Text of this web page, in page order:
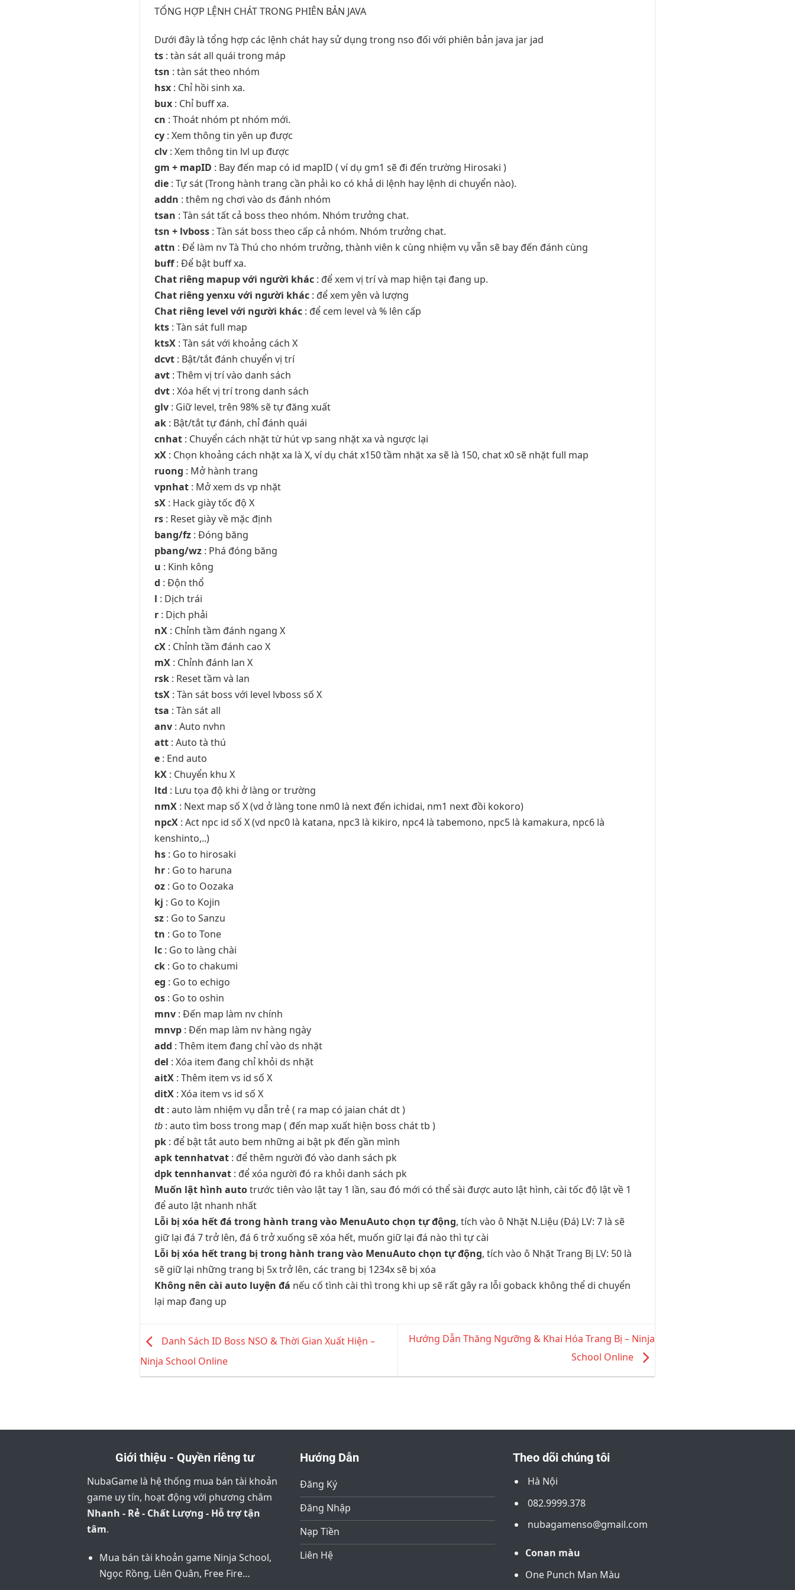
TỔNG HỢP LỆNH CHÁT TRONG PHIÊN BẢN JAVA
Dưới đây là tổng hợp các lệnh chát hay sử dụng trong nso đối với phiên bản java jar jad
ts : tàn sát all quái trong máp
tsn : tàn sát theo nhóm
hsx : Chỉ hồi sinh xa.
bux : Chỉ buff xa.
cn : Thoát nhóm pt nhóm mới.
cy : Xem thông tin yên up được
clv : Xem thông tin lvl up được
gm + mapID : Bay đến map có id mapID ( ví dụ gm1 sẽ đi đến trường Hirosaki )
die : Tự sát (Trong hành trang cần phải ko có khả di lệnh hay lệnh di chuyển nào).
addn : thêm ng chơi vào ds đánh nhóm
tsan : Tàn sát tất cả boss theo nhóm. Nhóm trưởng chat.
tsn + lvboss : Tàn sát boss theo cấp cả nhóm. Nhóm trưởng chat.
attn : Để làm nv Tà Thú cho nhóm trưởng, thành viên k cùng nhiệm vụ vẫn sẽ bay đến đánh cùng
buff: Để bật buff xa.
Chat riêng mapup với người khác : để xem vị trí và map hiện tại đang up.
Chat riêng yenxu với người khác : để xem yên và lượng
Chat riêng level với người khác : để cem level và % lên cấp
kts : Tàn sát full map
ktsX : Tàn sát với khoảng cách X
dcvt : Bật/tắt đánh chuyển vị trí
avt : Thêm vị trí vào danh sách
dvt : Xóa hết vị trí trong danh sách
glv : Giữ level, trên 98% sẽ tự đăng xuất
ak : Bật/tắt tự đánh, chỉ đánh quái
cnhat : Chuyển cách nhặt từ hút vp sang nhặt xa và ngược lại
xX : Chọn khoảng cách nhặt xa là X, ví dụ chát x150 tầm nhặt xa sẽ là 150, chat x0 sẽ nhặt full map
ruong : Mở hành trang
vpnhat : Mở xem ds vp nhặt
sX : Hack giày tốc độ X
rs : Reset giày về mặc định
bang/fz : Đóng băng
pbang/wz : Phá đóng băng
u : Kinh kông
d : Độn thổ
l : Dịch trái
r : Dịch phải
nX : Chỉnh tầm đánh ngang X
cX : Chỉnh tầm đánh cao X
mX : Chỉnh đánh lan X
rsk : Reset tầm và lan
tsX : Tàn sát boss với level lvboss số X
tsa : Tàn sát all
anv : Auto nvhn
att : Auto tà thú
e : End auto
kX : Chuyển khu X
ltd : Lưu tọa độ khi ở làng or trường
nmX : Next map số X (vd ở làng tone nm0 là next đến ichidai, nm1 next đồi kokoro)
npcX : Act npc id số X (vd npc0 là katana, npc3 là kikiro, npc4 là tabemono, npc5 là kamakura, npc6 là
kenshinto,..)
hs : Go to hirosaki
hr : Go to haruna
oz : Go to Oozaka
kj : Go to Kojin
sz : Go to Sanzu
tn : Go to Tone
lc : Go to làng chài
ck : Go to chakumi
eg : Go to echigo
os : Go to oshin
mnv : Đến map làm nv chính
mnvp : Đến map làm nv hàng ngày
add : Thêm item đang chỉ vào ds nhặt
del : Xóa item đang chỉ khỏi ds nhặt
aitX : Thêm item vs id số X
ditX : Xóa item vs id số X
dt : auto làm nhiệm vụ dẫn trẻ ( ra map có jaian chát dt )
tb : auto tìm boss trong map ( đến map xuất hiện boss chát tb )
pk : để bật tắt auto bem những ai bật pk đến gần mình
apk tennhatvat : để thêm người đó vào danh sách pk
dpk tennhanvat : để xóa người đó ra khỏi danh sách pk
Muốn lật hình autotrước tiên vào lật tay 1 lần, sau đó mới có thể sài được auto lật hình, cài tốc độ lật về 1
để auto lật nhanh nhất
Lỗi bị xóa hết đá trong hành trang vào MenuAuto chọn tự động, tích vào ô Nhặt N.Liệu (Đá) LV: 7 là sẽ
giữ lại đá 7 trở lên, đá 6 trở xuống sẽ xóa hết, muốn giữ lại đá nào thì tự cài
Lỗi bị xóa hết trang bị trong hành trang vào MenuAuto chọn tự động, tích vào ô Nhặt Trang Bị LV: 50 là
sẽ giữ lại những trang bị 5x trở lên, các trang bị 1234x sẽ bị xóa
Không nên cài auto luyện đá nếu cố tình cài thì trong khi up sẽ rất gây ra lỗi goback không thể di chuyển
lại map đang up
Danh Sách ID Boss NSO & Thời Gian Xuất Hiện –
Ninja School Online
Hướng Dẫn Thăng Ngưỡng & Khai Hóa Trang Bị – Ninja
School Online
Giới thiệu - Quyền riêng tư
NubaGame là hệ thống mua bán tài khoản
game uy tín, hoạt động với phương châm
Nhanh - Rẻ - Chất Lượng - Hỗ trợ tận
tâm.
Mua bán tài khoản game Ninja School,
Ngọc Rồng, Liên Quân, Free Fire…
Hướng Dẫn
Đăng Ký
Đăng Nhập
Nạp Tiền
Liên Hệ
Theo dõi chúng tôi
Hà Nội
082.9999.378
nubagamenso@gmail.com
Conan màu
One Punch Man Màu